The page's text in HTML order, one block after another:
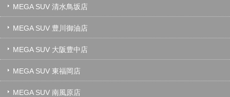
MEGA SUV 清水鳥坂店
MEGA SUV 豊川御油店
MEGA SUV 大阪豊中店
MEGA SUV 東福岡店
MEGA SUV 南風原店